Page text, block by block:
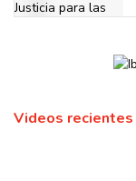
Videos recientes